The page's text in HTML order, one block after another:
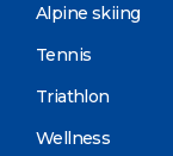
Alpine skiing
Tennis
Triathlon
Wellness